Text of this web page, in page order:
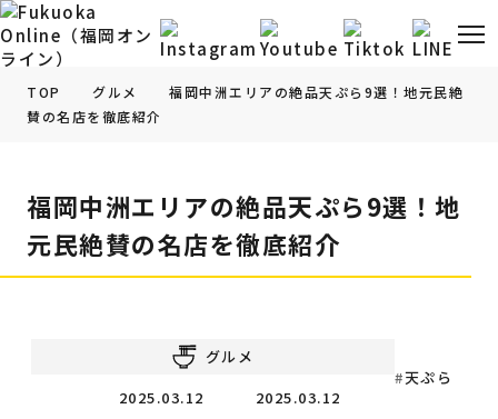
福岡の観光・お出かけ情報
福岡のイベント情報
ビューティー
福岡のフィットネス情報
TOP グルメ
福岡中洲エリアの絶品天ぷら9選！地元民絶
賛の名店を徹底紹介
福岡中洲エリアの絶品天ぷら9選！地
元民絶賛の名店を徹底紹介
グルメ
2025.03.12
2025.03.12
天ぷら